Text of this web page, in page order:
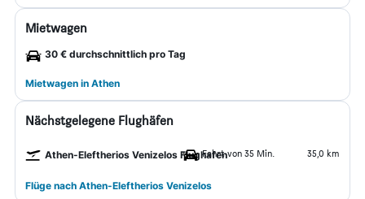
Mietwagen
30 € durchschnittlich pro Tag
Mietwagen in Athen
Nächstgelegene Flughäfen
Athen-Eleftherios Venizelos FlughafenFahrt von 35 Min. 35,0 km
Flüge nach Athen-Eleftherios Venizelos